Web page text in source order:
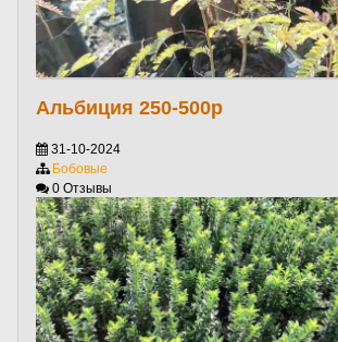
Альбиция 250-500р
31-10-2024
Бобовые
0 Отзывы